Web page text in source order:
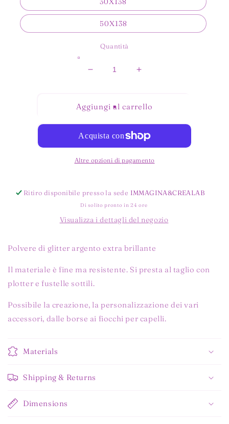
50X138
Quantità
Diminuisci
POLVERE
GLITTER
ROSSO
Aumenta
POLVERE
GLITTER
ROSSO
Aggiungi al carrello
Altre opzioni di pagamento
Ritiro disponibile presso la sede IMMAGINA&CREALAB
Di solito pronto in 24 ore
Visualizza i dettagli del negozio
Polvere di glitter argento extra brillante
Il materiale è fine ma resistente. Si presta al taglio con
plotter e fustelle sottili.
Possibile la creazione, la personalizzazione dei vari
accessori, dalle borse ai fiocchi per capelli.
Materials
Shipping & Returns
Dimensions